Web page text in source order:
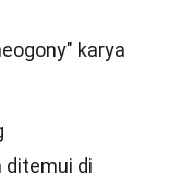
karya
ditemui di